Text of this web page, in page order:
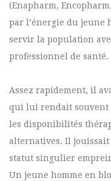
(Enapharm,
par l’énergie du jeune
servir la population
professionnel de santé.
Assez rapidement, il
qui lui rendait souvent
les disponibilités
alternatives. Il jouissait
statut singulier
Un jeune homme en